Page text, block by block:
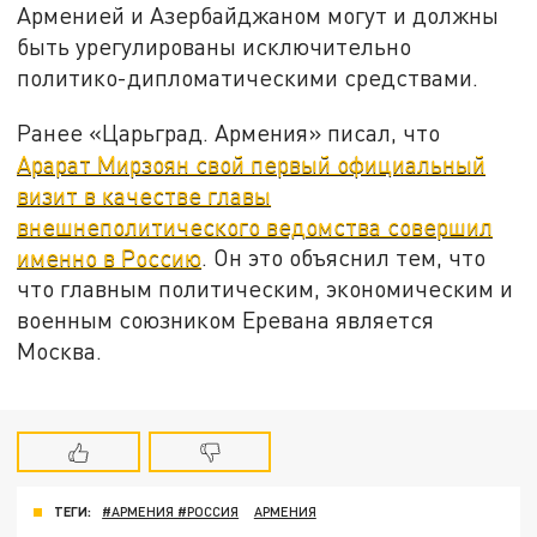
Арменией и Азербайджаном могут и должны
быть урегулированы исключительно
политико-дипломатическими средствами.
Ранее «Царьград. Армения» писал, что
Арарат Мирзоян свой первый официальный
визит в качестве главы
внешнеполитического ведомства совершил
именно в Россию. Он это объяснил тем, что
что главным политическим, экономическим и
военным союзником Еревана является
Москва.
ТЕГИ: #АРМЕНИЯ #РОССИЯ АРМЕНИЯ